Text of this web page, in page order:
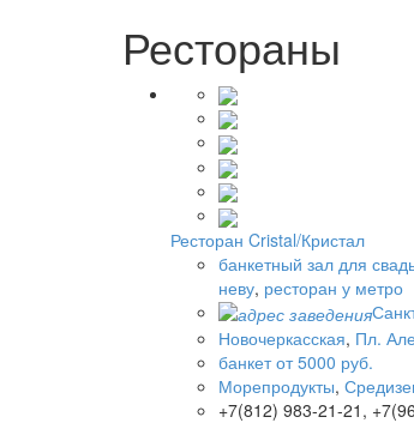
Рестораны
Ресторан Cristal/Кристал
банкетный зал для
неву, ресторан у метро
Новочеркасская, Пл.
банкет от 5000 руб.
Морепродукты,
+7(812) 983-21-21,